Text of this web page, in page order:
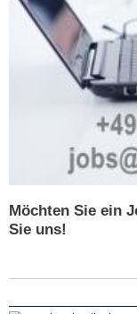
Möchten Sie ein
Sie uns!